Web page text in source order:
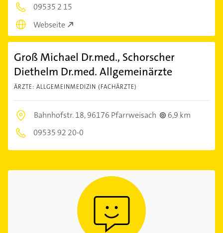
09535 2 15
Webseite
Groß Michael Dr.med., Schorscher
Diethelm Dr.med. Allgemeinärzte
ÄRZTE: ALLGEMEINMEDIZIN (FACHÄRZTE)
Bahnhofstr. 18,96176 Pfarrweisach
6,9 km
09535 92 20-0